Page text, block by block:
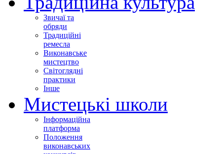
Звичаї та
обряди
Традиційні
ремесла
Виконавське
мистецтво
Світоглядні
практики
Інше
Мистецькі школи
Інформаційна
платформа
Положення
виконавських